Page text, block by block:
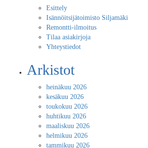
Esittely
Isännöitsijätoimisto Siljamäki
Remontti-ilmoitus
Tilaa asiakirjoja
Yhteystiedot
Arkistot
heinäkuu 2026
kesäkuu 2026
toukokuu 2026
huhtikuu 2026
maaliskuu 2026
helmikuu 2026
tammikuu 2026